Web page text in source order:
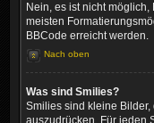
Nein, es ist nicht
meisten
BBCode erreicht werden.
Nach oben
Was sind Smilies?
Smilies sind kleine Bilder,
auszudrücken. Für jeden